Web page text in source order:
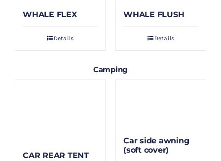
WHALE FLEX
Details
WHALE FLUSH
Details
Camping
CAR REAR TENT
Car side awning
(soft cover)